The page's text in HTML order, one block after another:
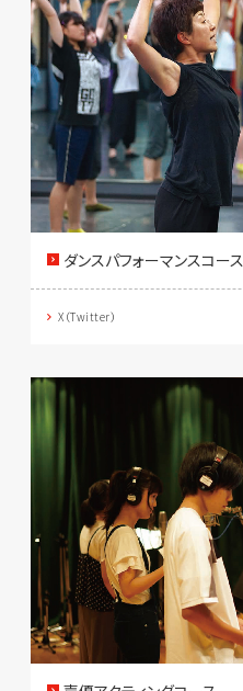
ダンスパフォーマンスコース
X（Twitter）